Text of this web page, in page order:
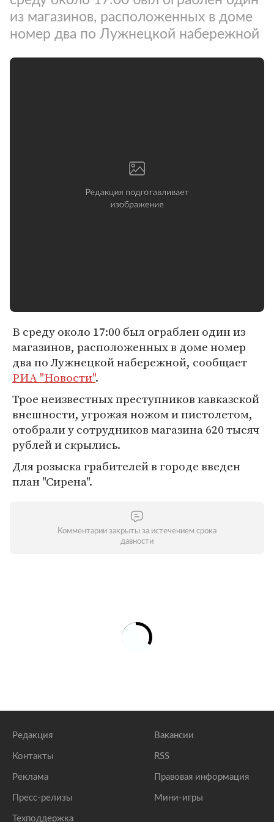
из магазинов, расположенных в доме
номер два по Лужнецкой набережной
В среду около 17:00 был ограблен один из
магазинов, расположенных в доме номер
два по Лужнецкой набережной, сообщает
РИА "Новости".
Трое неизвестных преступников кавказской
внешности, угрожая ножом и пистолетом,
отобрали у сотрудников магазина 620 тысяч
рублей и скрылись.
Для розыска грабителей в городе введен
план "Сирена".
Комментарии закрыты за истечением срока
давности
Редакция
Контакты
Реклама
Пресс-релизы
Техподдержка
Вакансии
RSS
Правовая информация
Мини-игры